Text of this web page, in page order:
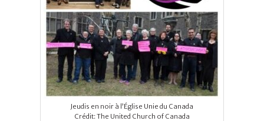
Jeudis en noir à l’Église Unie du Canada
Crédit: The United Church of Canada